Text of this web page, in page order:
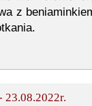
z
23.08.2022r.